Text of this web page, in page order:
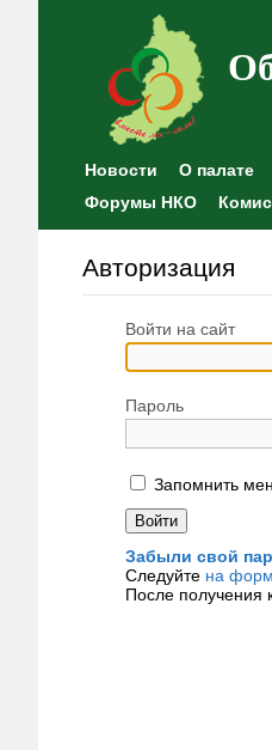
Новости О палате
Форумы НКО
Авторизация
Войти на сайт
Пароль
Запомнить
Забыли свой
Следуйте на
После получения